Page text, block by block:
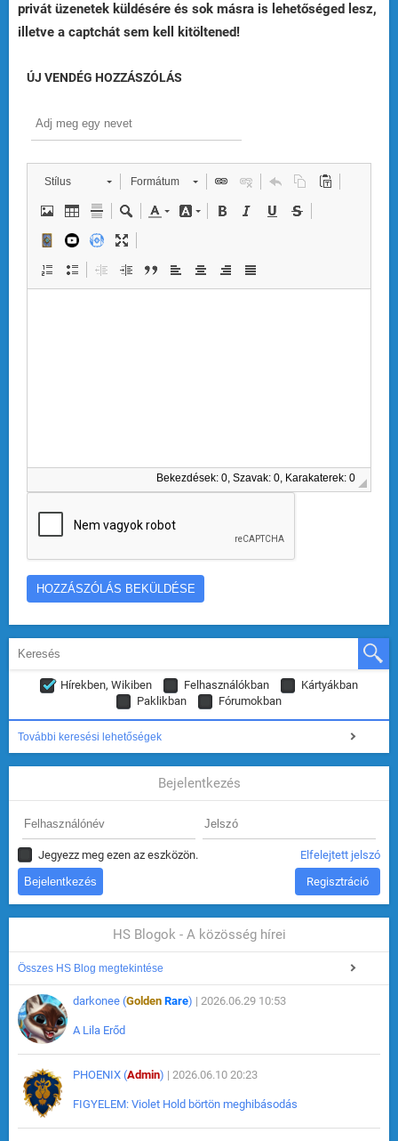
privát üzenetek küldésére és sok másra is lehetőséged lesz,
illetve a captchát sem kell kitöltened!
ÚJ VENDÉG HOZZÁSZÓLÁS
Stílus Formátum
Bekezdések: 0, Szavak: 0, Karakaterek: 0
Hírekben, Wikiben Felhasználókban
Kártyákban
Paklikban
Fórumokban
További keresési lehetőségek
Bejelentkezés
Jegyezz meg ezen az eszközön. Elfelejtett jelszó
Regisztráció
HS Blogok - A közösség hírei
Összes HS Blog megtekintése
darkonee (Golden Rare) | 2026.06.29 10:53
A Lila Erőd
PHOENIX (Admin) | 2026.06.10 20:23
FIGYELEM: Violet Hold börtön meghibásodás